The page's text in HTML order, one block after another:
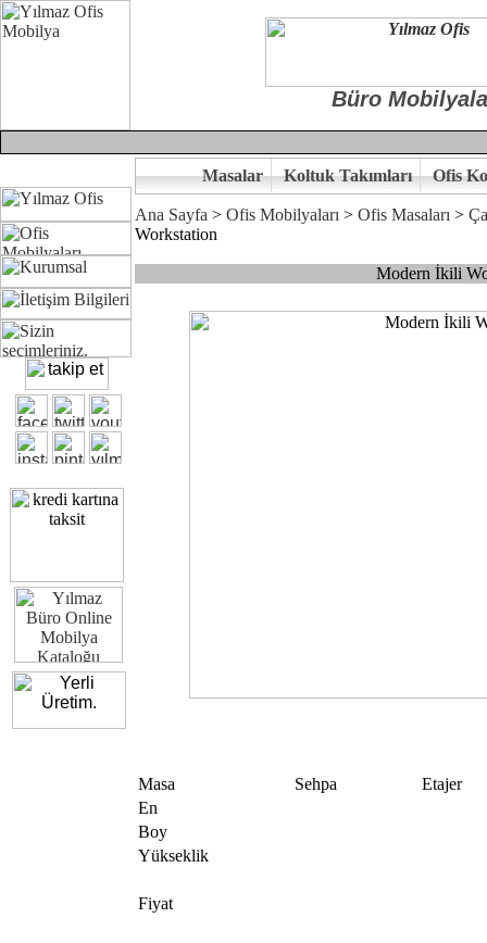
Büro
Ofisinizin dekorasyonunda ergonomi ve kaliteye önem
Çünkü sitemizde bulunan seçkin ürünler ile hayal ettiğiniz özgün
Size yakışan ofis tasarımına gelin birlikte karar verelim.
Kalite ve ergonomiyi arıyanların tercihi...Yılmaz Büro Mobilya
Masalar Koltuk Takımları Ofis
Ana Sayfa > Ofis Mobilyaları > Ofis Masaları >
Workstation
Modern İkili
Masa Sehpa
Etajer
En
Boy
Yükseklik
Fiyat